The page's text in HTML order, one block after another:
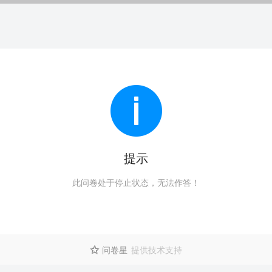
提示
此问卷处于停止状态，无法作答！
 问卷星 提供技术支持